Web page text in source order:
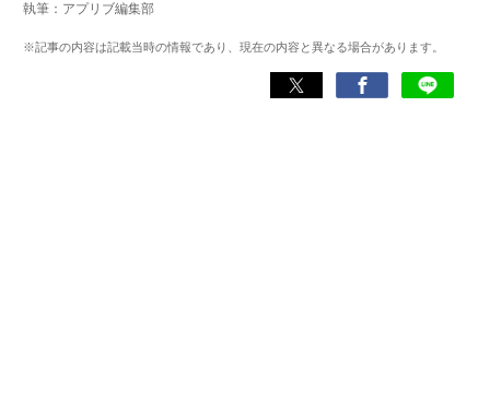
ゲームだけでも1,000本以上。ゲーム開発者を目指した経験
くして面白さを引き出し、人々に伝えるためゲームライタ
執筆：アプリブ編集部
※記事の内容は記載当時の情報であり、現在の内容と異なる場合があります。